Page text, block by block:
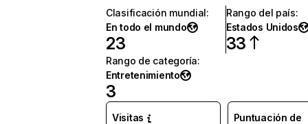
Clasificación mundial:
En todo el mundo
23
Rango del país:
Estados Unidos
33
Rango de categoría:
Entretenimiento
3
Visitas
Puntuación de